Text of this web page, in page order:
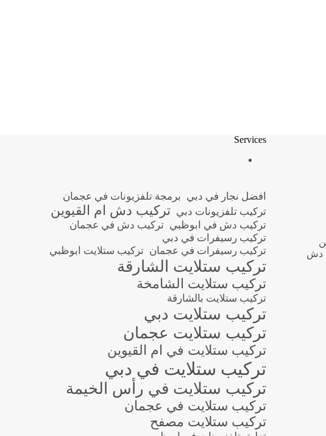
Services
افضل نجار في دبي برمجة تلفزيونات في عجمان
تركيب تلفزيونات دبي تركيب دش ام القيوين
تركيب دش في ابوظبي تركيب دش في عجمان
تركيب رسيفرات في دبي
تركيب رسيفرات في عجمان تركيب ستلايت ابوظبي
تركيب ستلايت الشارقة
تركيب ستلايت الشامخة
تركيب ستلايت بالشارقة
تركيب ستلايت دبي
تركيب ستلايت عجمان
تركيب ستلايت في ام القيوين
تركيب ستلايت في دبي
تركيب ستلايت في رأس الخيمة
تركيب ستلايت في عجمان
تركيب ستلايت مصفح